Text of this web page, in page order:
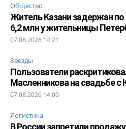
Общество
Житель Казани задержан
6,2 млн у жительницы
07.08.2026 14:21
Звезды
Пользователи
Масленникова на свадьбе с
07.08.2026 14:00
Логистика
В России запретили